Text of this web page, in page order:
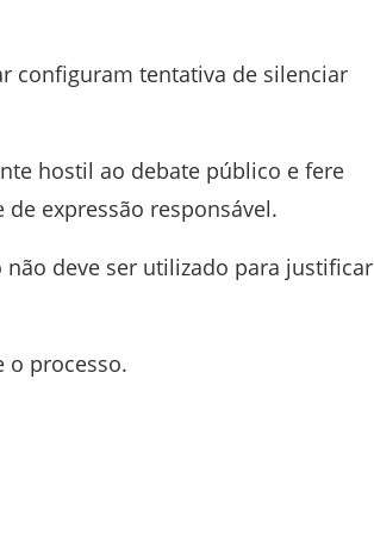
configuram tentativa de silenciar
hostil ao debate público e fere
expressão responsável.
deve ser utilizado para justificar
o processo.